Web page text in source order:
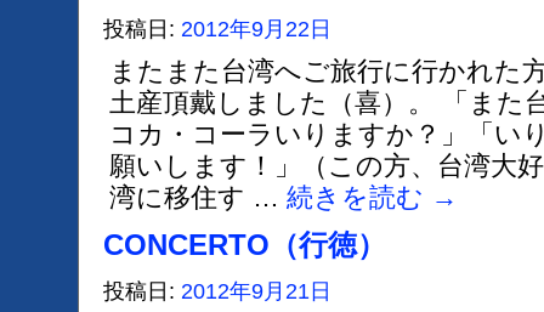
投稿日: 2012年9月22日
またまた台湾へご旅行に行かれた
土産頂戴しました（喜）。 「また
コカ・コーラいりますか？」「い
願いします！」（この方、台湾大
湾に移住す … 続きを読む →
CONCERTO（行徳）
投稿日: 2012年9月21日